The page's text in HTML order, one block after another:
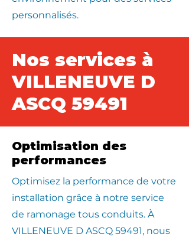
personnalisés.
Nos services à
VILLENEUVE D
ASCQ 59491
Optimisation des
performances
Optimisez la performance de votre
installation grâce à notre service
de ramonage tous conduits. À
VILLENEUVE D ASCQ 59491, nous